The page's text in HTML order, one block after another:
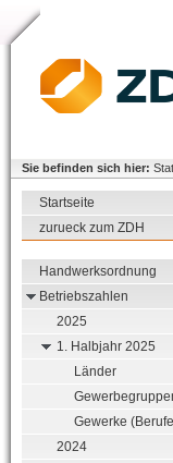
Sie befinden sich hier:
Startseite
zurueck zum ZDH
Handwerksordnung
Betriebszahlen
2025
1. Halbjahr 2025
Länder
Gewerke
2024